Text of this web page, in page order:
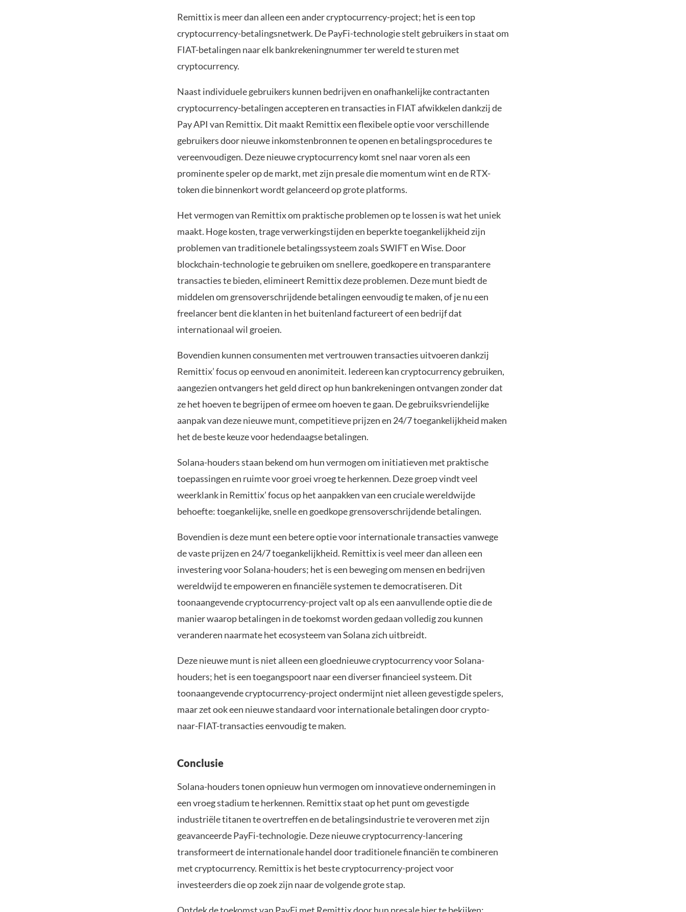
Remittix is meer dan alleen een ander cryptocurrency-project; het is een top
cryptocurrency-betalingsnetwerk. De PayFi-technologie stelt gebruikers in staat om
FIAT-betalingen naar elk bankrekeningnummer ter wereld te sturen met
cryptocurrency.
Naast individuele gebruikers kunnen bedrijven en onafhankelijke contractanten
cryptocurrency-betalingen accepteren en transacties in FIAT afwikkelen dankzij de
Pay API van Remittix. Dit maakt Remittix een flexibele optie voor verschillende
gebruikers door nieuwe inkomstenbronnen te openen en betalingsprocedures te
vereenvoudigen. Deze nieuwe cryptocurrency komt snel naar voren als een
prominente speler op de markt, met zijn presale die momentum wint en de RTX-
token die binnenkort wordt gelanceerd op grote platforms.
Het vermogen van Remittix om praktische problemen op te lossen is wat het uniek
maakt. Hoge kosten, trage verwerkingstijden en beperkte toegankelijkheid zijn
problemen van traditionele betalingssysteem zoals SWIFT en Wise. Door
blockchain-technologie te gebruiken om snellere, goedkopere en transparantere
transacties te bieden, elimineert Remittix deze problemen. Deze munt biedt de
middelen om grensoverschrijdende betalingen eenvoudig te maken, of je nu een
freelancer bent die klanten in het buitenland factureert of een bedrijf dat
internationaal wil groeien.
Bovendien kunnen consumenten met vertrouwen transacties uitvoeren dankzij
Remittix’ focus op eenvoud en anonimiteit. Iedereen kan cryptocurrency gebruiken,
aangezien ontvangers het geld direct op hun bankrekeningen ontvangen zonder dat
ze het hoeven te begrijpen of ermee om hoeven te gaan. De gebruiksvriendelijke
aanpak van deze nieuwe munt, competitieve prijzen en 24/7 toegankelijkheid maken
het de beste keuze voor hedendaagse betalingen.
Solana-houders staan bekend om hun vermogen om initiatieven met praktische
toepassingen en ruimte voor groei vroeg te herkennen. Deze groep vindt veel
weerklank in Remittix’ focus op het aanpakken van een cruciale wereldwijde
behoefte: toegankelijke, snelle en goedkope grensoverschrijdende betalingen.
Bovendien is deze munt een betere optie voor internationale transacties vanwege
de vaste prijzen en 24/7 toegankelijkheid. Remittix is veel meer dan alleen een
investering voor Solana-houders; het is een beweging om mensen en bedrijven
wereldwijd te empoweren en financiële systemen te democratiseren. Dit
toonaangevende cryptocurrency-project valt op als een aanvullende optie die de
manier waarop betalingen in de toekomst worden gedaan volledig zou kunnen
veranderen naarmate het ecosysteem van Solana zich uitbreidt.
Deze nieuwe munt is niet alleen een gloednieuwe cryptocurrency voor Solana-
houders; het is een toegangspoort naar een diverser financieel systeem. Dit
toonaangevende cryptocurrency-project ondermijnt niet alleen gevestigde spelers,
maar zet ook een nieuwe standaard voor internationale betalingen door crypto-
naar-FIAT-transacties eenvoudig te maken.
Conclusie
Solana-houders tonen opnieuw hun vermogen om innovatieve ondernemingen in
een vroeg stadium te herkennen. Remittix staat op het punt om gevestigde
industriële titanen te overtreffen en de betalingsindustrie te veroveren met zijn
geavanceerde PayFi-technologie. Deze nieuwe cryptocurrency-lancering
transformeert de internationale handel door traditionele financiën te combineren
met cryptocurrency. Remittix is het beste cryptocurrency-project voor
investeerders die op zoek zijn naar de volgende grote stap.